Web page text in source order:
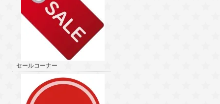
セールコーナー